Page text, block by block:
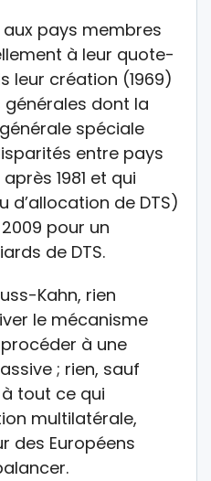
aux pays membres
à leur quote-
leur création (1969)
dont la
spéciale
entre pays
1981 et qui
d’allocation de DTS)
pour un
de DTS.
Kahn, rien
le mécanisme
à une
; rien, sauf
tout ce qui
multilatérale,
des Européens